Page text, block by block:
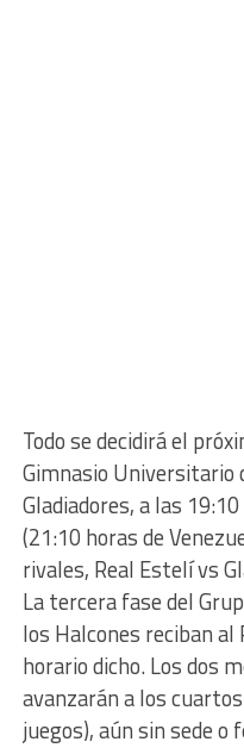
Todo se decidirá el
Gimnasio Universitario
Gladiadores, a las
(21:10 horas de
rivales, Real Estelí vs
La tercera fase del
los Halcones reciban
horario dicho. Los dos
avanzarán a los
juegos), aún sin sede o